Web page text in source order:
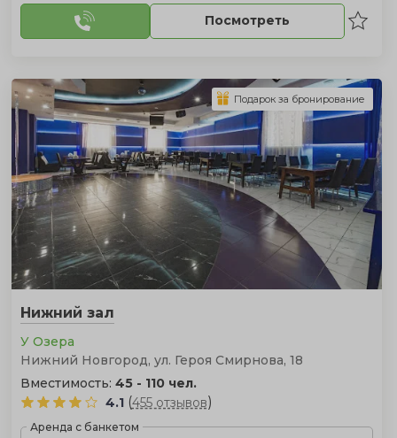
Посмотреть
Нижний зал
У Озера
Нижний Новгород, ул. Героя Смирнова, 18
Вместимость: 45 - 110 чел.
4.1 (455 отзывов)
Аренда с банкетом
Подарок за бронирование